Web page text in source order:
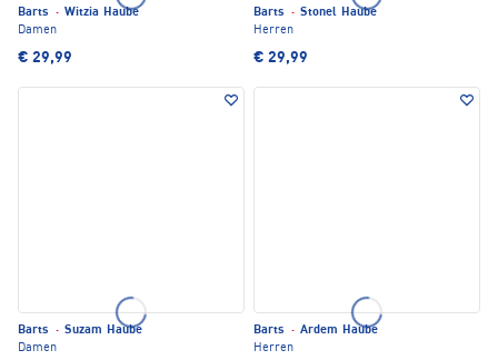
Barts · Witzia Haube
Damen
€ 29,99
Barts · Stonel Haube
Herren
€ 29,99
Barts · Suzam Haube
Damen
Barts · Ardem Haube
Herren